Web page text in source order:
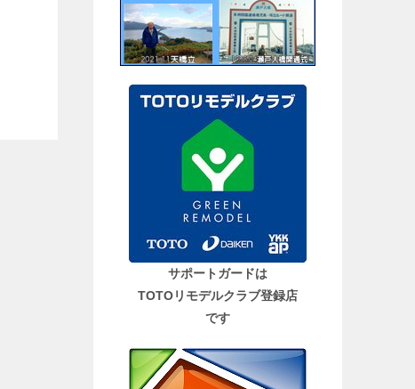
サポートガードは
TOTOリモデルクラブ登録店
です